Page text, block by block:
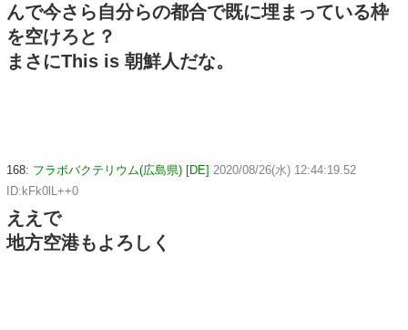
んで今さら自分らの都合で既に埋まっている枠
を空けろと？
まさにThis is 朝鮮人だな。
168: フラボバクテリウム(広島県) [DE] 2020/08/26(水) 12:44:19.52
ID:kFk0lL++0
ええで
地方空港もよろしく